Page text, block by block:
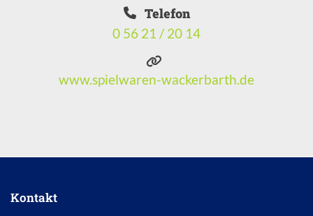
Telefon
0 56 21 / 20 14
www.spielwaren-wackerbarth.de
Kontakt